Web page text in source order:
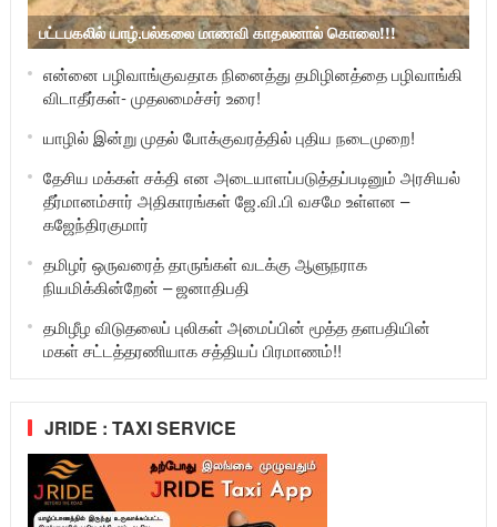
பட்டபகலில் யாழ்.பல்கலை மாணவி காதலனால் கொலை!!!
என்னை பழிவாங்குவதாக நினைத்து தமிழினத்தை பழிவாங்கி
விடாதீர்கள்- முதலமைச்சர் உரை!
யாழில் இன்று முதல் போக்குவரத்தில் புதிய நடைமுறை!
தேசிய மக்கள் சக்தி என அடையாளப்படுத்தப்படினும் அரசியல்
தீர்மானம்சார் அதிகாரங்கள் ஜே.வி.பி வசமே உள்ளன –
கஜேந்திரகுமார்
தமிழர் ஒருவரைத் தாருங்கள் வடக்கு ஆளுநராக
நியமிக்கின்றேன் – ஜனாதிபதி
தமிழீழ விடுதலைப் புலிகள் அமைப்பின் மூத்த தளபதியின்
மகள் சட்டத்தரணியாக சத்தியப் பிரமாணம்!!
JRIDE : TAXI SERVICE